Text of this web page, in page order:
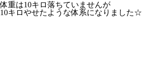
体重は10キロ落ちていませんが
10キロやせたような体系になりました☆